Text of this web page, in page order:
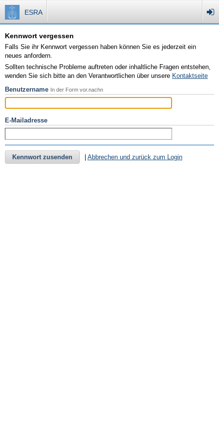
ESRA
Kennwort vergessen
Falls Sie ihr Kennwort vergessen haben können Sie es jederzeit ein
neues anfordern.
Sollten technische Probleme auftreten oder inhaltliche Fragen entstehen,
wenden Sie sich bitte an den Verantwortlichen über unsere Kontaktseite
Benutzername In der Form vor.nachn
E-Mailadresse
Kennwort zusenden Abbrechen und zurück zum Login